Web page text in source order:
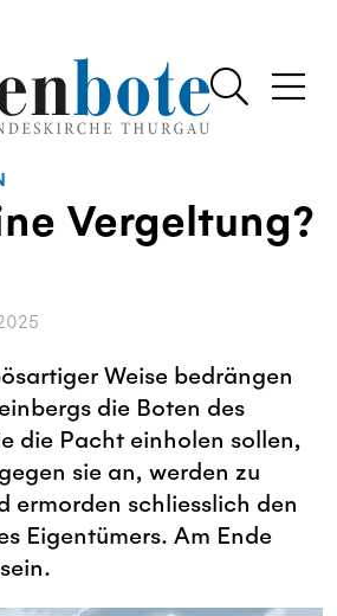
Vergeltung?
Weise bedrängen
die Boten des
die Pacht einholen sollen,
sie an, werden zu
ermorden schliesslich den
Eigentümers. Am Ende